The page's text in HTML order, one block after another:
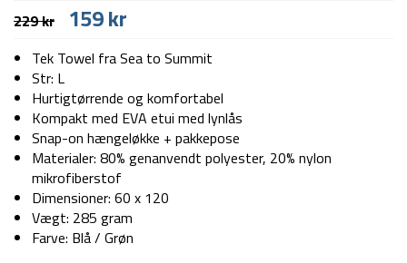
229kr Den
oprindelige
pris
229 kr.
159kr
pris
159 kr.
Tek Towel fra Sea to Summit
Str: L
Hurtigtørrende og komfortabel
Kompakt med EVA etui med lynlås
Snap-on hængeløkke + pakkepose
Materialer: 80% genanvendt polyester, 20% nylon
mikrofiberstof
Dimensioner: 60 x 120
Vægt: 285 gram
Farve: Blå / Grøn